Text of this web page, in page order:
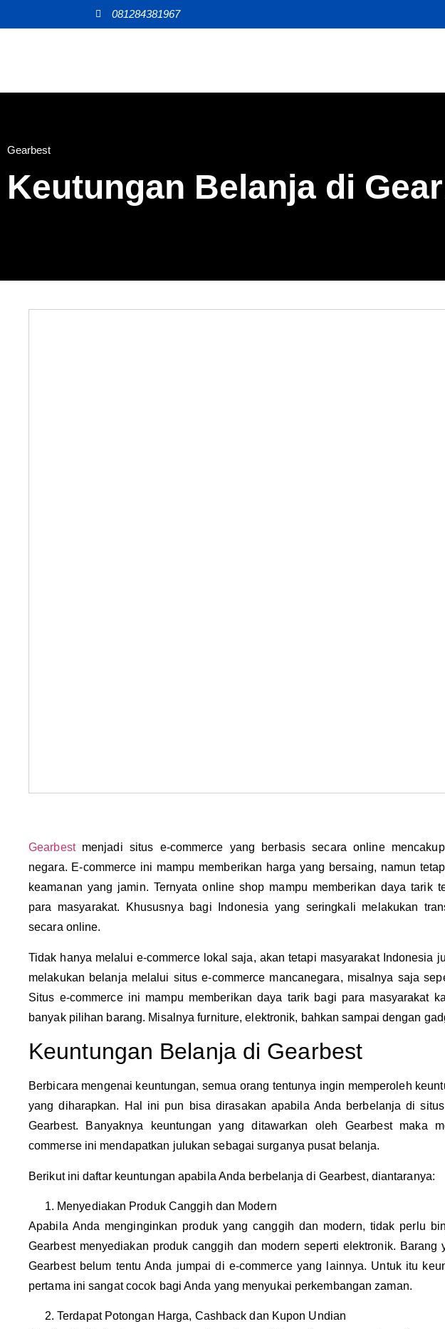
081284381967
Gearbest
Keutungan Belanja di
Gearbestmenjadi situs e-commerce yang berbasis secara online
negara. E-commerce ini mampu memberikan harga yang bersaing, namun
keamanan yang jamin. Ternyata online shop mampu memberikan daya tarik
para masyarakat. Khususnya bagi Indonesia yang seringkali melakukan
secara online.
Tidak hanya melalui e-commerce lokal saja, akan tetapi masyarakat Indonesia
melakukan belanja melalui situs e-commerce mancanegara, misalnya saja
Situs e-commerce ini mampu memberikan daya tarik bagi para masyarakat
banyak pilihan barang. Misalnya furniture, elektronik, bahkan sampai dengan
Keuntungan Belanja di Gearbest
Berbicara mengenai keuntungan, semua orang tentunya ingin memperoleh
yang diharapkan. Hal ini pun bisa dirasakan apabila Anda berbelanja di situs
Gearbest. Banyaknya keuntungan yang ditawarkan oleh Gearbest maka
commerse ini mendapatkan julukan sebagai surganya pusat belanja.
Berikut ini daftar keuntungan apabila Anda berbelanja di Gearbest, diantaranya:
Menyediakan Produk Canggih dan Modern
Apabila Anda menginginkan produk yang canggih dan modern, tidak perlu
Gearbest menyediakan produk canggih dan modern seperti elektronik. Barang
Gearbest belum tentu Anda jumpai di e-commerce yang lainnya. Untuk itu
pertama ini sangat cocok bagi Anda yang menyukai perkembangan zaman.
Terdapat Potongan Harga, Cashback dan Kupon Undian